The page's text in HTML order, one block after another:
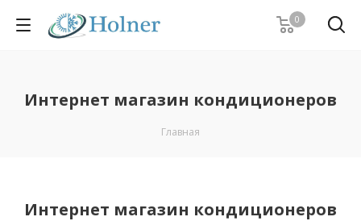
0
Интернет магазин кондиционеров
Главная
Интернет магазин кондиционеров